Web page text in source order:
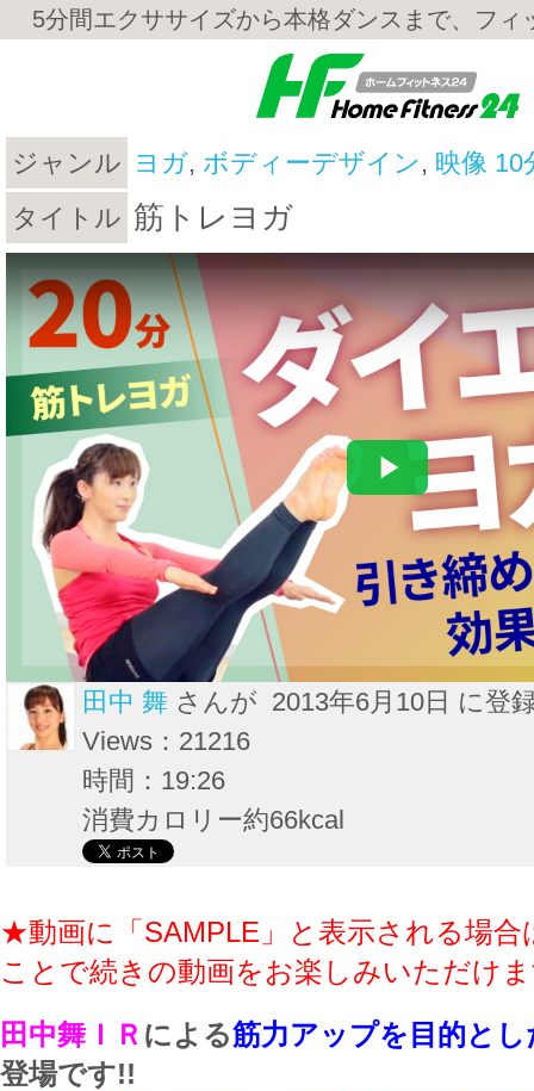
5分間エクササイズから本格ダンスまで、フィ
ジャンル ヨガ, ボディーデザイン , 映像 10
タイトル 筋トレヨガ
田中 舞 さんが 2013年6月10日 に登
Views：21216
時間：19:26
消費カロリー約66kcal
★動画に「SAMPLE」と表示される場合
ことで続きの動画をお楽しみいただけ
田中舞ＩＲ による筋力アップを目的と
登場です!!